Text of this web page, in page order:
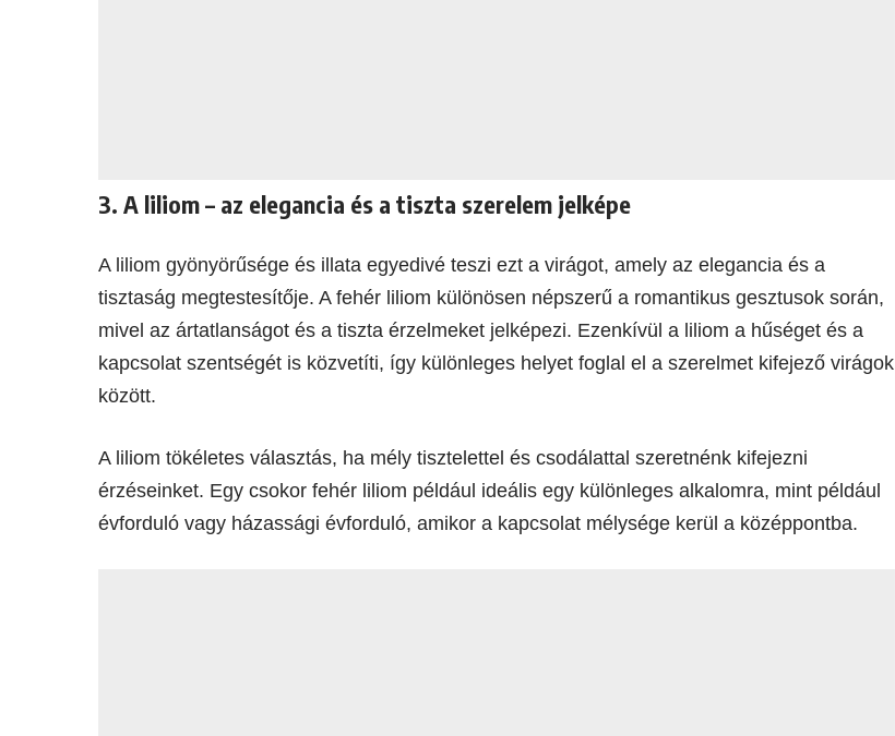
3. A liliom – az elegancia és a tiszta szerelem jelképe
A liliom gyönyörűsége és illata egyedivé teszi ezt a virágot, amely az elegancia és a
tisztaság megtestesítője. A fehér liliom különösen népszerű a romantikus gesztusok során,
mivel az ártatlanságot és a tiszta érzelmeket jelképezi. Ezenkívül a liliom a hűséget és a
kapcsolat szentségét is közvetíti, így különleges helyet foglal el a szerelmet kifejező virágok
között.
A liliom tökéletes választás, ha mély tisztelettel és csodálattal szeretnénk kifejezni
érzéseinket. Egy csokor fehér liliom például ideális egy különleges alkalomra, mint például
évforduló vagy házassági évforduló, amikor a kapcsolat mélysége kerül a középpontba.